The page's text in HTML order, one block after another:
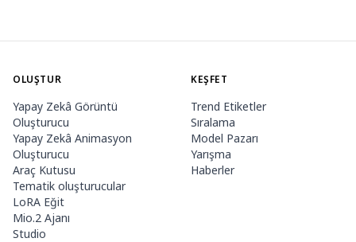
OLUŞTUR
Yapay Zekâ Görüntü
Oluşturucu
Yapay Zekâ Animasyon
Oluşturucu
Araç Kutusu
Tematik oluşturucular
LoRA Eğit
Mio.2 Ajanı
Studio
KEŞFET
Trend Etiketler
Sıralama
Model Pazarı
Yarışma
Haberler